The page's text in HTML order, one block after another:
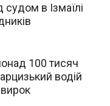
в Ізмаїлі
водій